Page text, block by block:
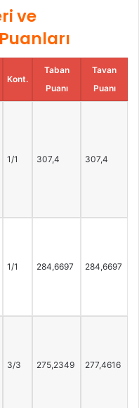
ve
Kont.
Taban
Puanı
Tavan
Puanı
1/1 307,4 307,4
1/1 284,6697 284,6697
3/3 275,2349 277,4616